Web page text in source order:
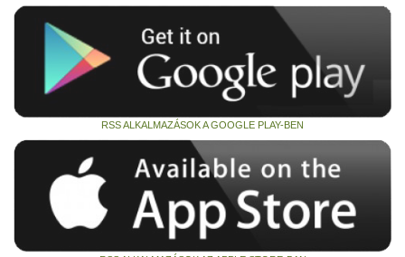
RSS ALKALMAZÁSOK A GOOGLE PLAY-BEN